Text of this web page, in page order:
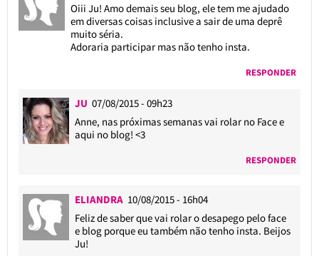
Oiii Ju! Amo demais seu blog, ele tem me ajudado
em diversas coisas inclusive a sair de uma deprê
muito séria.
Adoraria participar mas não tenho insta.
RESPONDER
JU 07/08/2015 - 09h23
Anne, nas próximas semanas vai rolar no Face e
aqui no blog! <3
RESPONDER
ELIANDRA 10/08/2015 - 16h04
Feliz de saber que vai rolar o desapego pelo face
e blog porque eu também não tenho insta. Beijos
Ju!